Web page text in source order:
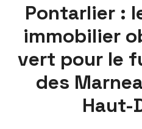
Pontarlier :
immobilier
vert pour le
des
Haut-